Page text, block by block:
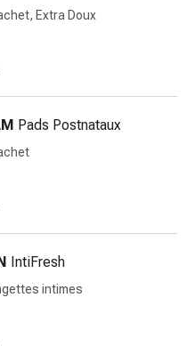
Extra Doux
Pads Postnataux
IntiFresh
intimes